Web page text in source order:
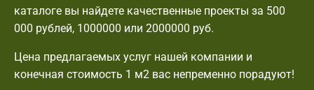
каталоге вы найдете качественные проекты за 500
000 рублей, 1000000 или 2000000 руб.
Цена предлагаемых услуг нашей компании и
конечная стоимость 1 м2 вас непременно порадуют!